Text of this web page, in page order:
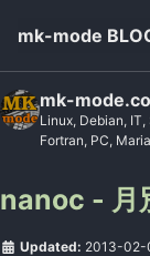
mk-mode
mk-
Linux, Debian,
Fortran, PC,
nanoc - 月
Updated: 2013-02-